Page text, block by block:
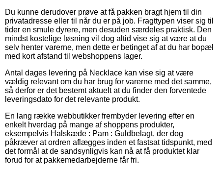
Du kunne derudover prøve at få pakken bragt hjem til din
privatadresse eller til når du er på job. Fragttypen viser sig til
tider en smule dyrere, men desuden særdeles praktisk. Den
mindst kostelige løsning vil dog altid vise sig at være at du
selv henter varerne, men dette er betinget af at du har bopæl
med kort afstand til webshoppens lager.
Antal dages levering på Necklace kan vise sig at være
vældig relevant om du har brug for varerne med det samme,
så derfor er det bestemt aktuelt at du finder den forventede
leveringsdato for det relevante produkt.
En lang række webbutikker frembyder levering efter en
enkelt hverdag på mange af shoppens produkter,
eksempelvis Halskæde : Pam : Guldbelagt, der dog
påkræver at ordren aflægges inden et fastsat tidspunkt, med
det formål at de sandsynligvis kan nå at få produktet klar
forud for at pakkemedarbejderne får fri.